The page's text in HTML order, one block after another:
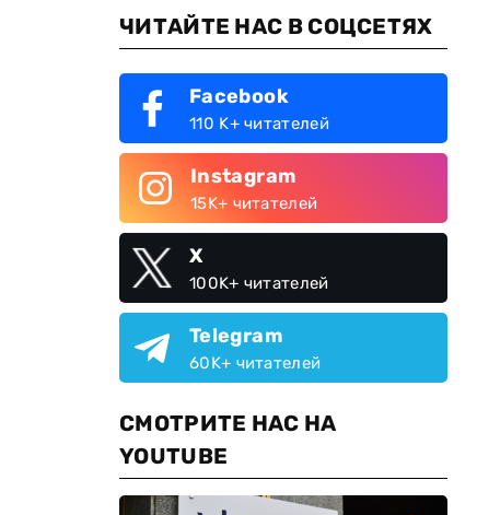
ЧИТАЙТЕ НАС В СОЦСЕТЯХ
Facebook
110 K+ читателей
Instagram
15K+ читателей
X
100K+ читателей
Telegram
60K+ читателей
СМОТРИТЕ НАС НА
YOUTUBE